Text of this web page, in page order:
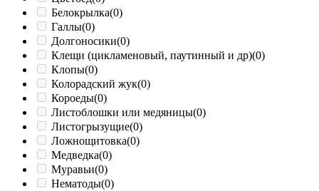
Белокрылка(0)
Галлы(0)
Долгоносики(0)
Клещи (цикламеновый, паутинный и др)(0)
Клопы(0)
Колорадский жук(0)
Короеды(0)
Листоблошки или медяницы(0)
Листогрызущие(0)
Ложнощитовка(0)
Медведка(0)
Муравьи(0)
Нематоды(0)